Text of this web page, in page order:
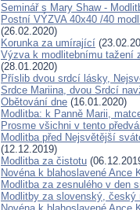
Seminář s Mary Shaw -
Postní VÝZVA 40x40 /40
(26.02.2020)
Korunka za umírající
Výzva k modlitebnímu tažení
(28.01.2020)
Příslib dvou srdcí lásky,
Srdce Mariina, dvou Srdcí
Obětování dne (16.01.2020)
Modlitba: k Panně Marii,
Prosme všichni v tento
Modlitba před Nejsvětější
(12.12.2019)
Modlitba za čistotu
Novéna k blahoslavené Ance
Modlitba za zesnulého v den
Modlitby za slovenský,